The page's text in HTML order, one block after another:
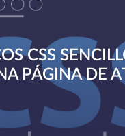
CSS
PÁGINA DE